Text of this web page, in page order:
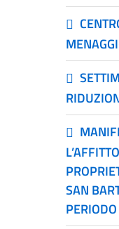
SAN